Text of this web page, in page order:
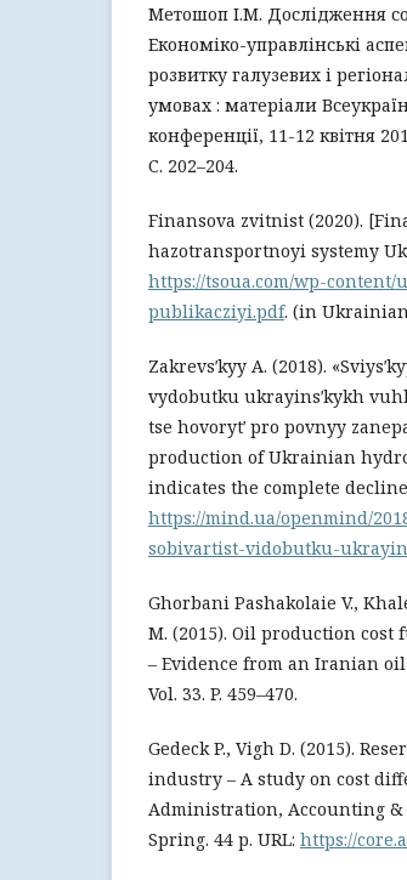
Метошоп І.М. Дослідження
Економіко-управлінські
розвитку галузевих і
умовах : матеріали
конференції, 11-12 квітня
С. 202–204.
Finansova zvitnist (2020).
hazotransportnoyi systemy
https://tsoua.com/wp-content/
publikacziyi.pdf. (in
Zakrevsʹkyy A. (2018).
vydobutku ukrayinsʹkykh
tse hovorytʹ pro povnyy
production of Ukrainian
indicates the complete
https://mind.ua/openmind/
sobivartist-vidobutku-
Ghorbani Pashakolaie V.,
M. (2015). Oil production
– Evidence from an Iranian
Vol. 33. P. 459–470.
Gedeck P., Vigh D. (2015).
industry – A study on cost
Administration, Accounting
Spring. 44 p. URL: https://